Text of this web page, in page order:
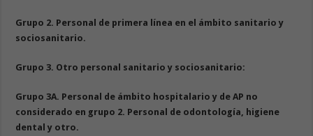
Grupo 2. Personal de primera línea en el ámbito sanitario y
sociosanitario.
Grupo 3. Otro personal sanitario y sociosanitario:
Grupo 3A. Personal de ámbito hospitalario y de AP no
considerado en grupo 2. Personal de odontología, higiene
dental y otro.